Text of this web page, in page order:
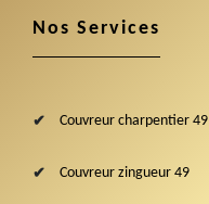
Nos Services
Couvreur charpentier 49
Couvreur zingueur 49